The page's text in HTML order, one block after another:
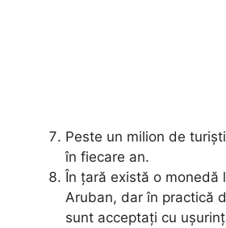
Peste un milion de
în fiecare an.
În țară există o monedă
Aruban, dar în practică
sunt acceptați cu